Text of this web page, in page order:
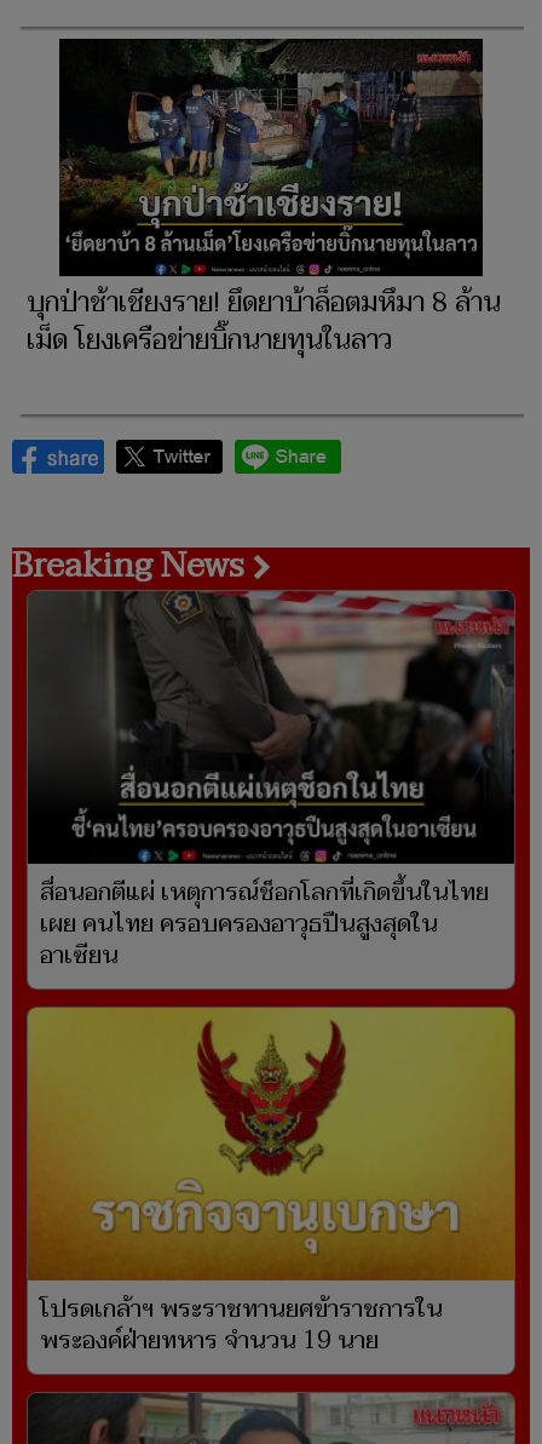
บุกป่าช้าเชียงราย! ยึดยาบ้าล็อตมหึมา 8 ล้าน
เม็ด โยงเครือข่ายบิ๊กนายทุนในลาว
Breaking News
สื่อนอกตีแผ่ เหตุการณ์ช็อกโลกที่เกิดขึ้นในไทย
เผย คนไทย ครอบครองอาวุธปืนสูงสุดใน
อาเซียน
โปรดเกล้าฯ พระราชทานยศข้าราชการใน
พระองค์ฝ่ายทหาร จำนวน 19 นาย